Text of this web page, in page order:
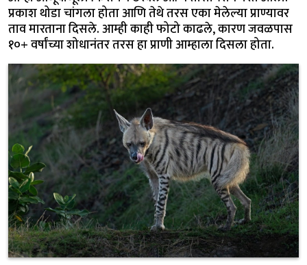
प्रकाश थोडा चांगला होता आणि तेथे तरस एका मेलेल्या प्राण्यावर
ताव मारताना दिसले. आम्ही काही फोटो काढले, कारण जवळपास
१०+ वर्षांच्या शोधानंतर तरस हा प्राणी आम्हाला दिसला होता.